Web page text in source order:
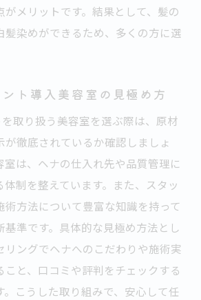
メリットです。結果として、髪の
髪染めができるため、多くの方に選
ト導入美容室の見極め方
取り扱う美容室を選ぶ際は、原材
徹底されているか確認しましょ
室は、ヘナの仕入れ先や品質管理に
制を整えています。また、スタッ
術方法について豊富な知識を持って
基準です。具体的な見極め方法とし
リングでヘナへのこだわりや施術実
こと、口コミや評判をチェックする
。こうした取り組みで、安心して任